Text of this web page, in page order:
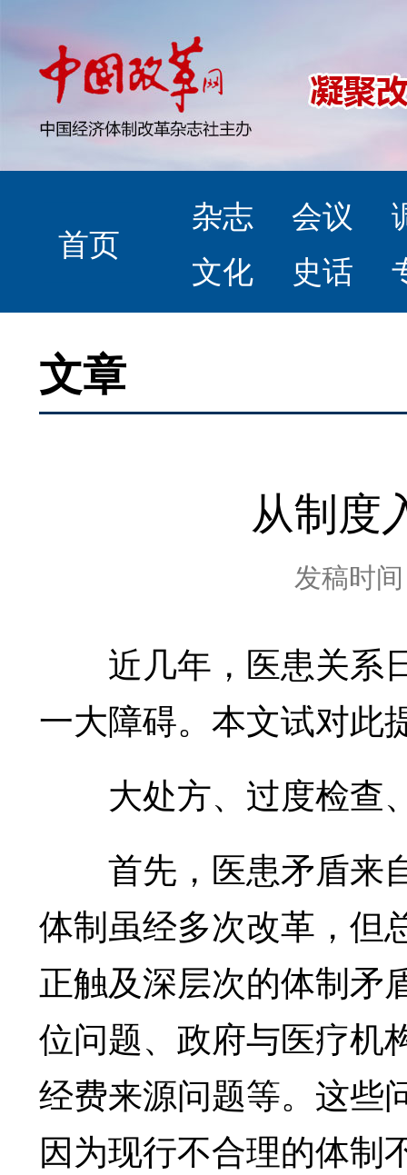
首页
杂志 会议
文化
史话
文章
从制度
发稿时
近几年，医患关系
一大障碍。本文试对此
大处方、过度检查
首先，医患矛盾来
体制虽经多次改革，但
正触及深层次的体制矛
位问题、政府与医疗机
经费来源问题等。这些
因为现行不合理的体制